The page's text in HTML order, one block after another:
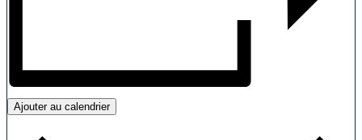
Ajouter au calendrier